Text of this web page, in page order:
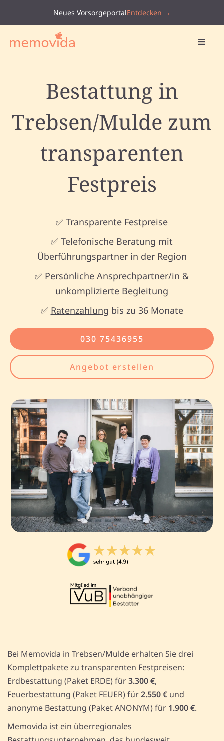
Neues VorsorgeportalEntdecken →
Bestattung in
Trebsen/Mulde zum
transparenten
Festpreis
✅ Transparente Festpreise
✅ Telefonische Beratung mit
Überführungspartner in der Region
✅ Persönliche Ansprechpartner/in &
unkomplizierte Begleitung
✅ Ratenzahlung bis zu 36 Monate
030 75436955
Angebot erstellen
Bei Memovida in Trebsen/Mulde erhalten Sie drei
Komplettpakete zu transparenten Festpreisen:
Erdbestattung (Paket ERDE) für3.300 €,
Feuerbestattung (Paket FEUER) für2.550 € und
anonyme Bestattung (Paket ANONYM) für 1.900 €.
Memovida ist ein überregionales